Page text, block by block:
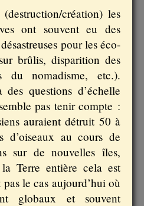
création) les
ont souvent eu des
pour les éco-
brûlis, disparition des
du nomadisme, etc.).
questions d’échelle
pas tenir compte :
auraient détruit 50 à
d’oiseaux au cours de
sur de nouvelles îles,
Terre entière cela est
le cas aujourd’hui où
globaux et souvent